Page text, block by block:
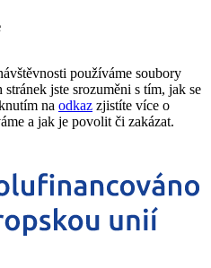
používáme soubory
jste srozuměni s tím, jak se
na odkaz zjistíte více o
a jak je povolit či zakázat.